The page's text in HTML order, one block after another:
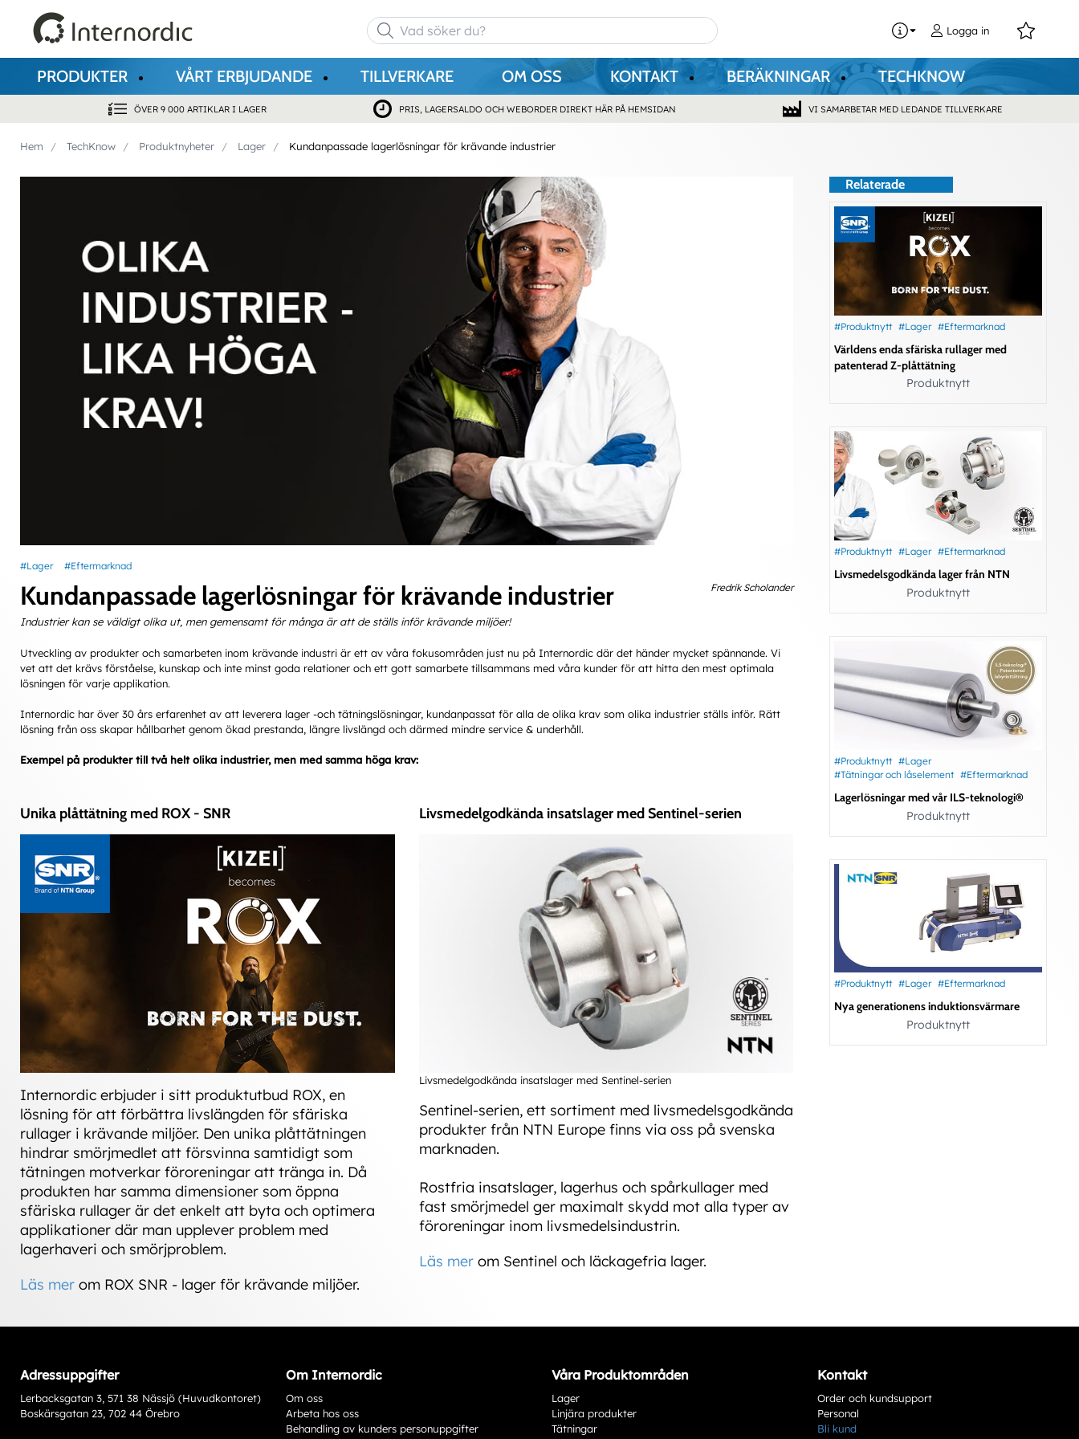
Logga in
PRODUKTER VÅRT ERBJUDANDE TILLVERKARE OM OSS KONTAKT BERÄKNINGAR TECHKNOW
ÖVER 9 000 ARTIKLAR I LAGER PRIS, LAGERSALDO OCH WEBORDER DIREKT HÄR PÅ HEMSIDAN VI SAMARBETAR MED LEDANDE TILLVERKARE
Hem TechKnow Produktnyheter Lager Kundanpassade lagerlösningar för krävande industrier
#Lager #Eftermarknad
Kundanpassade lagerlösningar för krävande industrier Fredrik Scholander
Industrier kan se väldigt olika ut, men gemensamt för många är att de ställs inför krävande miljöer!
Utveckling av produkter och samarbeten inom krävande industri är ett av våra fokusområden just nu på Internordic där det händer mycket spännande. Vi
vet att det krävs förståelse, kunskap och inte minst goda relationer och ett gott samarbete tillsammans med våra kunder för att hitta den mest optimala
lösningen för varje applikation.
Internordic har över 30 års erfarenhet av att leverera lager -och tätningslösningar, kundanpassat för alla de olika krav som olika industrier ställs inför. Rätt
lösning från oss skapar hållbarhet genom ökad prestanda, längre livslängd och därmed mindre service & underhåll.
Exempel på produkter till två helt olika industrier, men med samma höga krav:
Unika plåttätning med ROX - SNR
Internordic erbjuder i sitt produktutbud ROX, en
lösning för att förbättra livslängden för sfäriska
rullager i krävande miljöer. Den unika plåttätningen
hindrar smörjmedlet att försvinna samtidigt som
tätningen motverkar föroreningar att tränga in. Då
produkten har samma dimensioner som öppna
sfäriska rullager är det enkelt att byta och optimera
applikationer där man upplever problem med
lagerhaveri och smörjproblem.
Läs mer om ROX SNR - lager för krävande miljöer.
Livsmedelgodkända insatslager med Sentinel-serien
Livsmedelgodkända insatslager med Sentinel-serien
Sentinel-serien, ett sortiment med livsmedelsgodkända
produkter från NTN Europe finns via oss på svenska
marknaden.
Rostfria insatslager, lagerhus och spårkullager med
fast smörjmedel ger maximalt skydd mot alla typer av
föroreningar inom livsmedelsindustrin.
Läs merom Sentinel och läckagefria lager.
Relaterade
#Produktnytt #Lager #Eftermarknad
Världens enda sfäriska rullager med
patenterad Z-plåttätning
Produktnytt
#Produktnytt #Lager #Eftermarknad
Livsmedelsgodkända lager från NTN
Produktnytt
#Produktnytt #Lager
#Tätningar och låselement #Eftermarknad
Lagerlösningar med vår ILS-teknologi®
Produktnytt
#Produktnytt #Lager #Eftermarknad
Nya generationens induktionsvärmare
Produktnytt
Adressuppgifter
Lerbacksgatan 3, 571 38 Nässjö (Huvudkontoret)
Boskärsgatan 23, 702 44 Örebro
Om Internordic
Om oss
Arbeta hos oss
Behandling av kunders personuppgifter
Våra Produktområden
Lager
Linjära produkter
Tätningar
Kontakt
Order och kundsupport
Personal
Bli kund